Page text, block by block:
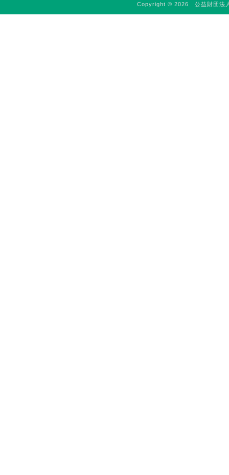
Copyright ©2026 公益財団法